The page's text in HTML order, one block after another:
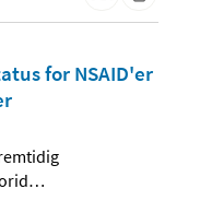
for NSAID'er
…